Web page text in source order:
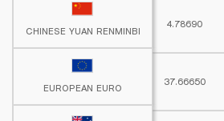
CHINESE YUAN RENMINBI
4.78690
EUROPEAN EURO
37.66650
CHINESE YUAN RENMINBI
EUROPEAN EURO